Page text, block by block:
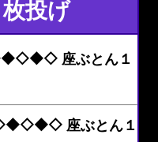
投げ
座ぶとん１
座ぶとん１